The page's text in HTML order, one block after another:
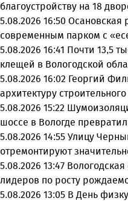
благоустройству на 18
5.08.2026 16:50 Осановская
современным парком с
5.08.2026 16:41 Почти 13,5
клещей в Вологодской
5.08.2026 16:02 Георгий
архитектуру
5.08.2026 15:22
шоссе в Вологде
5.08.2026 14:55 Улицу
отремонтируют
5.08.2026 13:47
лидеров по росту
5.08.2026 13:05 В День